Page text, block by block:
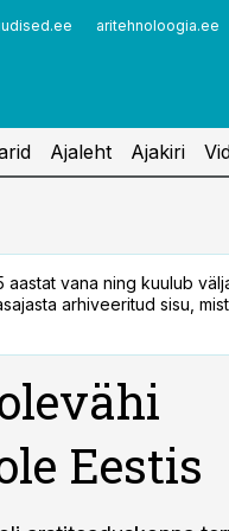
aritehnoloogia.ee
Ajaleht Ajakiri
aastat vana ning kuulub
arhiveeritud sisu,
Eestis